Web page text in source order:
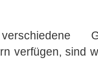
verfügen, sind